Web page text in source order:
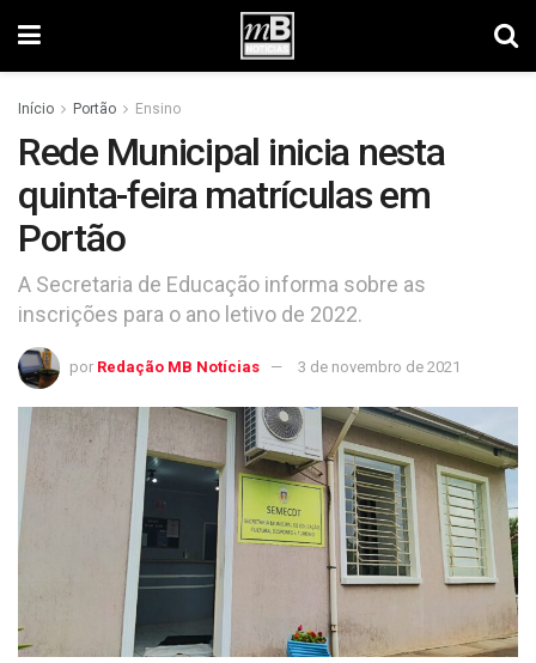
Início Portão Ensino
Rede Municipal inicia nesta
quinta-feira matrículas em
Portão
A Secretaria de Educação informa sobre as
inscrições para o ano letivo de 2022.
por Redação MB Notícias 3 de novembro de 2021